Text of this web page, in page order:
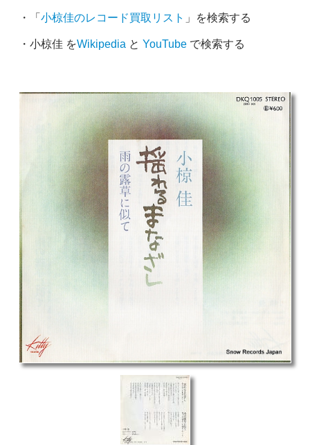
・「 小椋佳のレコード買取リスト 」を検索する
・小椋佳 をWikipedia と YouTubeで検索する